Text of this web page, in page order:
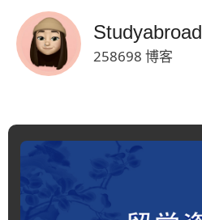
Studyabroad
258698 博客